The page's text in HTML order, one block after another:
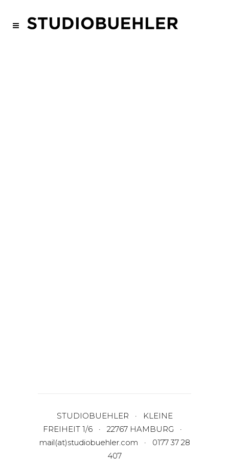
STUDIOBUEHLER · KLEINE
FREIHEIT 1/6 · 22767 HAMBURG ·
mail(at)studiobuehler.com · 0177 37 28
407